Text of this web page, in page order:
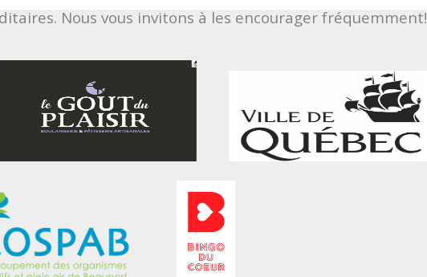
Nous vous invitons à les encourager fréquemment!